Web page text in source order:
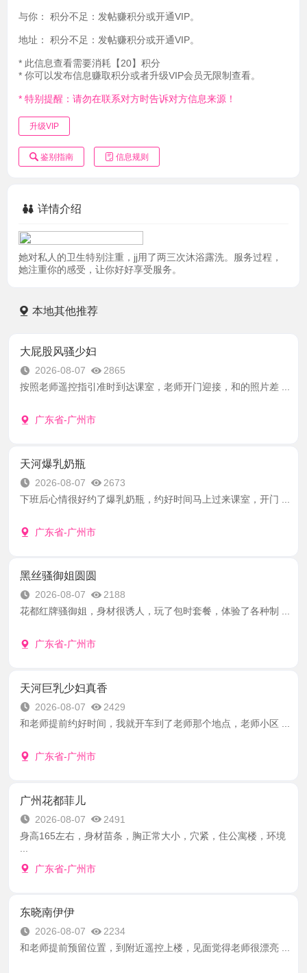
与你： 积分不足：发帖赚积分或开通VIP。
地址： 积分不足：发帖赚积分或开通VIP。
* 此信息查看需要消耗【20】积分
* 你可以发布信息赚取积分或者升级VIP会员无限制查看。
* 特别提醒：请勿在联系对方时告诉对方信息来源！
升级VIP
鉴别指南 信息规则
详情介绍
她对私人的卫生特别注重，jj用了两三次沐浴露洗。服务过程，
她注重你的感受，让你好好享受服务。
本地其他推荐
大屁股风骚少妇
2026-08-07
2865
按照老师遥控指引准时到达课室，老师开门迎接，和的照片差 ...
广东省-广州市
天河爆乳奶瓶
2026-08-07
2673
下班后心情很好约了爆乳奶瓶，约好时间马上过来课室，开门 ...
广东省-广州市
黑丝骚御姐圆圆
2026-08-07
2188
花都红牌骚御姐，身材很诱人，玩了包时套餐，体验了各种制 ...
广东省-广州市
天河巨乳少妇真香
2026-08-07
2429
和老师提前约好时间，我就开车到了老师那个地点，老师小区 ...
广东省-广州市
广州花都菲儿
2026-08-07
2491
身高165左右，身材苗条，胸正常大小，穴紧，住公寓楼，环境
广东省-广州市
东晓南伊伊
2026-08-07
2234
和老师提前预留位置，到附近遥控上楼，见面觉得老师很漂亮 ...